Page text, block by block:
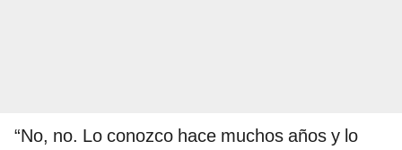
“No, no. Lo conozco hace muchos años y lo